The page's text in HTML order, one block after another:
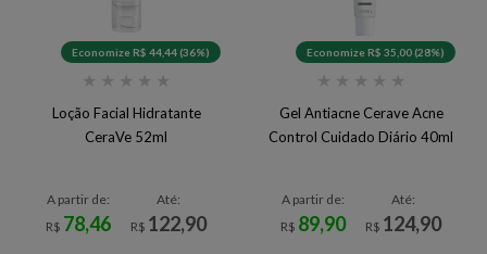
Economize R$ 44,44 (36%)
★ ★ ★ ★ ★
Loção Facial Hidratante
CeraVe 52ml
A partir de:
R$ 78,46
Até:
R$ 122,90
Economize R$ 35,00 (28%)
★ ★ ★ ★ ★
Gel Antiacne Cerave Acne
Control Cuidado Diário 40ml
A partir de:
R$ 89,90
Até:
R$ 124,90